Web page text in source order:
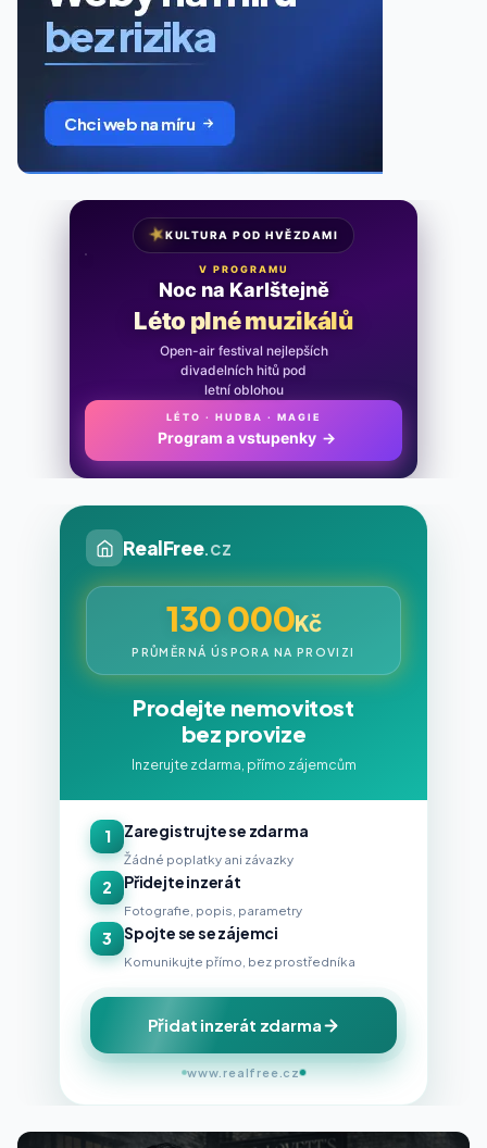
★KULTURA POD HVĚZDAMI
V PROGRAMU
Noc na Karlštejně
Léto plné muzikálů
Open-air festival nejlepších
divadelních hitů pod
letní oblohou
LÉTO · HUDBA · MAGIE
Program a vstupenky →
RealFree.cz
130 000Kč
PRŮMĚRNÁ ÚSPORA NA PROVIZI
Prodejte nemovitost
bez provize
Inzerujte zdarma, přímo zájemcům
1 Zaregistrujte se zdarma
Žádné poplatky ani závazky
2 Přidejte inzerát
Fotografie, popis, parametry
3 Spojte se se zájemci
Komunikujte přímo, bez prostředníka
Přidat inzerát zdarma
www.realfree.cz